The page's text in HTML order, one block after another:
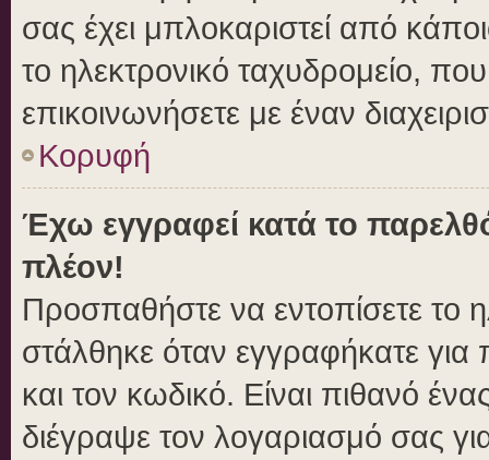
σας έχει μπλοκαριστεί από
το ηλεκτρονικό ταχυδρομείο,
επικοινωνήσετε με έναν
Κορυφή
Έχω εγγραφεί κατά το
πλέον!
Προσπαθήστε να εντοπίσετε το
στάλθηκε όταν εγγραφήκατε
και τον κωδικό. Είναι πιθανό
διέγραψε τον λογαριασμό σας